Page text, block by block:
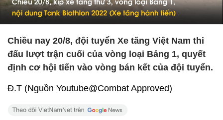
Chiều nay 20/8, đội tuyển Xe tăng Việt Nam thi
đấu lượt trận cuối của vòng loại Bảng 1, quyết
định cơ hội tiến vào vòng bán kết của đội tuyển.
Đ.T (Nguồn Youtube@Combat Approved)